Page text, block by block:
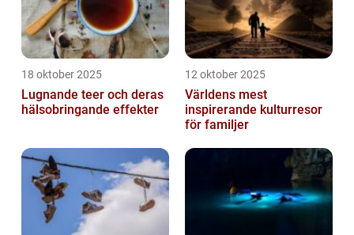
18 oktober 2025
Lugnande teer och deras
hälsobringande effekter
12 oktober 2025
Världens mest
inspirerande kulturresor
för familjer